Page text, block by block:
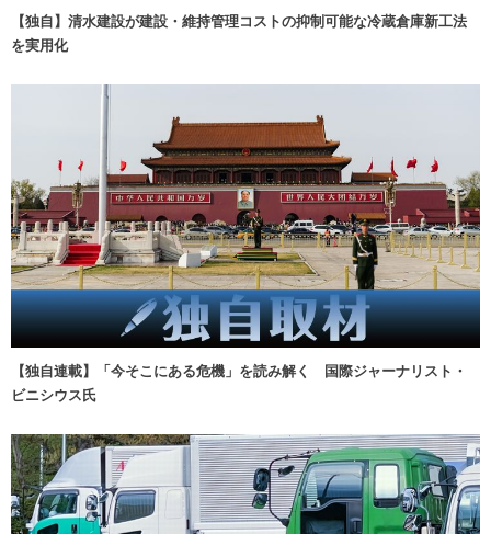
【独自】清水建設が建設・維持管理コストの抑制可能な冷蔵倉庫新工法
を実用化
【独自連載】「今そこにある危機」を読み解く 国際ジャーナリスト・
ビニシウス氏